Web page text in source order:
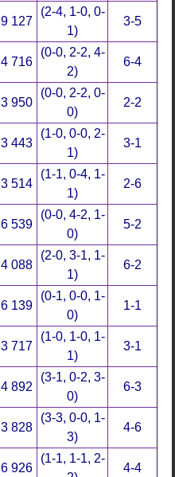
9 127
(2-4, 1-0, 0-
1)
3-5
4 716
(0-0, 2-2, 4-
2)
6-4
3 950
(0-0, 2-2, 0-
0)
2-2
3 443
(1-0, 0-0, 2-
1)
3-1
3 514
(1-1, 0-4, 1-
1)
2-6
6 539
(0-0, 4-2, 1-
0)
5-2
4 088
(2-0, 3-1, 1-
1)
6-2
6 139
(0-1, 0-0, 1-
0)
1-1
3 717
(1-0, 1-0, 1-
1)
3-1
4 892
(3-1, 0-2, 3-
0)
6-3
3 828
(3-3, 0-0, 1-
3)
4-6
6 926
(1-1, 1-1, 2-
4-4